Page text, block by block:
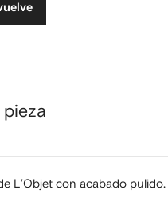
L’Objet con acabado pulido.